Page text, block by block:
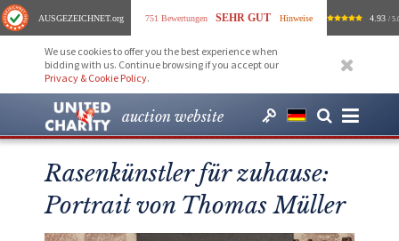
AUSGEZEICHNET.org 751 Bewertungen SEHR GUT Hinweise 4.93 /
We use cookies to offer you the best experience when
bidding with us. Continue browsing if you accept our
Privacy & Cookie Policy.
auction website
Rasenkünstler für zuhause:
Portrait von Thomas Müller